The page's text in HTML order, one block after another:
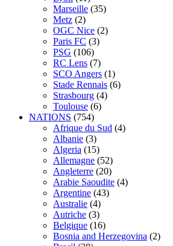
Marseille (35)
Metz (2)
OGC Nice (2)
Paris FC (3)
PSG (106)
RC Lens (7)
SCO Angers (1)
Stade Rennais (6)
Strasbourg (4)
Toulouse (6)
NATIONS (754)
Afrique du Sud (4)
Albanie (3)
Algeria (15)
Allemagne (52)
Angleterre (20)
Arabie Saoudite (4)
Argentine (43)
Australie (4)
Autriche (3)
Belgique (16)
Bosnia and Herzegovina (2)